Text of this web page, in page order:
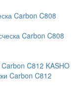
Carbon C808
C812 KASHO